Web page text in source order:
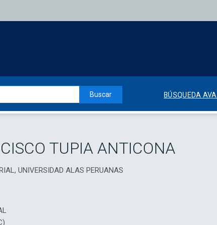
Buscar BÚSQUEDA
TUPIA ANTICONA
UNIVERSIDAD ALAS PERUANAS